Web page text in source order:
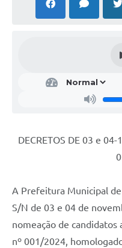
DECRETOS DE 03 e
A Prefeitura Municipal
S/N de 03 e 04 de
nomeação de candidatos
nº 001/2024,